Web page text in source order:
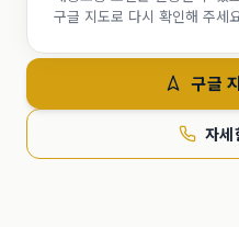
구글 지도로 다시 확인해 주세
구글
자세